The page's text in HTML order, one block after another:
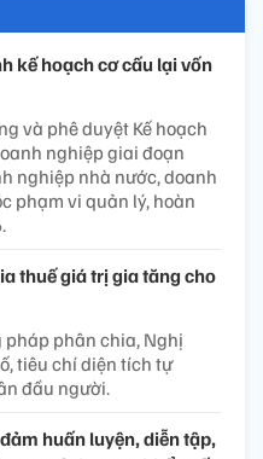
kế hoạch cơ cấu lại vốn
và phê duyệt Kế hoạch
nghiệp giai đoạn
nghiệp nhà nước, doanh
phạm vi quản lý, hoàn
thuế giá trị gia tăng cho
pháp phân chia, Nghị
tiêu chí diện tích tự
đầu người.
huấn luyện, diễn tập,